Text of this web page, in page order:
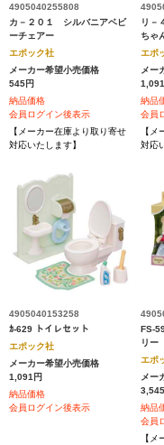
4905040255808
カ－２０１ シルバニアベビ
ーチェアー
エポック社
メーカー希望小売価格
545円
納品価格
会員ログイン後表示
【メーカー在庫より取り寄せ
対応いたします】
リ－
ちゃ
エポ
メー
納品
会員
【メ
対応
4905040153258
ｶ-629 トイレセット
エポック社
メーカー希望小売価格
1,091円
納品価格
会員ログイン後表示
FS-
リー
エポ
メー
納品
会員
【メ